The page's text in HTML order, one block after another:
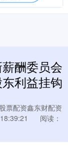
酬委员会
利益挂钩
票配资鑫东财配资
阅读：